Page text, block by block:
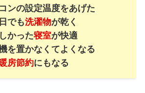
ンの設定温度をあげた
でも洗濯物が乾く
かった寝室が快適
を置かなくてよくなる
暖房節約にもなる